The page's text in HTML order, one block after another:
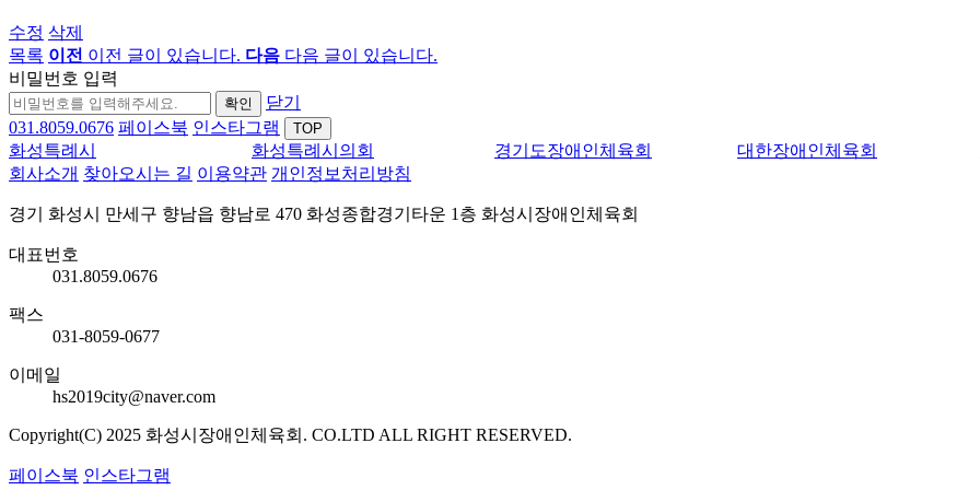
수정 삭제
목록 이전 이전 글이 있습니다. 다음 다음 글이 있습니다.
비밀번호 입력
확인
닫기
031.8059.0676 페이스북 인스타그램 TOP
화성특례시 화성특례시의회 경기도장애인체육회 대한장애인체육회
회사소개 찾아오시는 길 이용약관 개인정보처리방침
경기 화성시 만세구 향남읍 향남로 470 화성종합경기타운 1층 화성시장애인체육회
대표번호
031.8059.0676
팩스
031-8059-0677
이메일
hs2019city@naver.com
Copyright(C) 2025 화성시장애인체육회. CO.LTD ALL RIGHT RESERVED.
페이스북 인스타그램